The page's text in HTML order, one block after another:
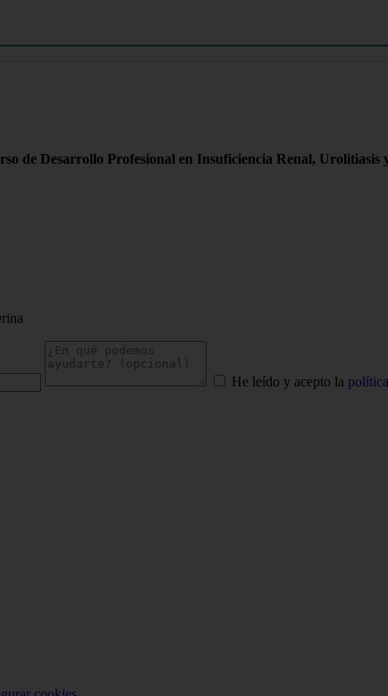
de Desarrollo Profesional en Insuficiencia Renal, Urolitiasis
He leído y acepto la